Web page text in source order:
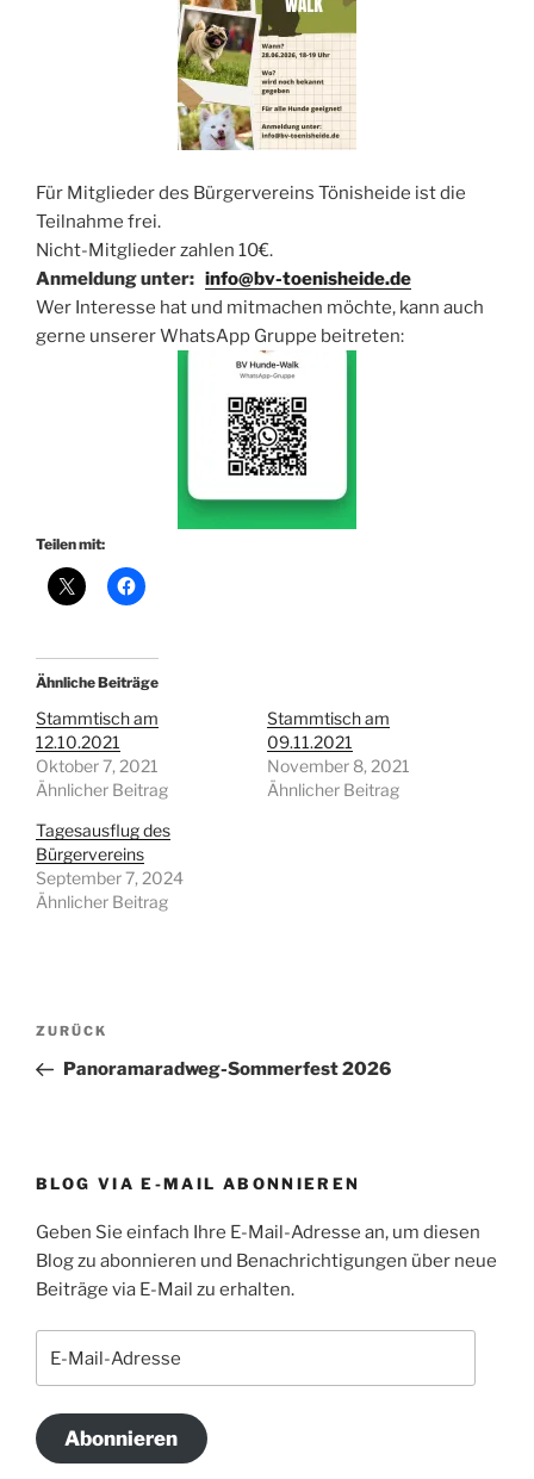
Für Mitglieder des Bürgervereins Tönisheide ist die
Teilnahme frei.
Nicht-Mitglieder zahlen 10€.
Anmeldung unter: info@bv-toenisheide.de
Wer Interesse hat und mitmachen möchte, kann auch
gerne unserer WhatsApp Gruppe beitreten:
Teilen mit:
Ähnliche Beiträge
Stammtisch am
12.10.2021
Oktober 7, 2021
Ähnlicher Beitrag
Stammtisch am
09.11.2021
November 8, 2021
Ähnlicher Beitrag
Tagesausflug des
Bürgervereins
September 7, 2024
Ähnlicher Beitrag
Beitragsnavigation
Vorheriger
Beitrag
ZURÜCK
Panoramaradweg-Sommerfest 2026
BLOG VIA E-MAIL ABONNIEREN
Geben Sie einfach Ihre E-Mail-Adresse an, um diesen
Blog zu abonnieren und Benachrichtigungen über neue
Beiträge via E-Mail zu erhalten.
Mail-
Abonnieren